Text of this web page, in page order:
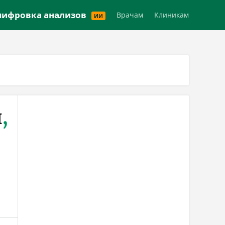
анализов ИИ Врачам Клиникам
,